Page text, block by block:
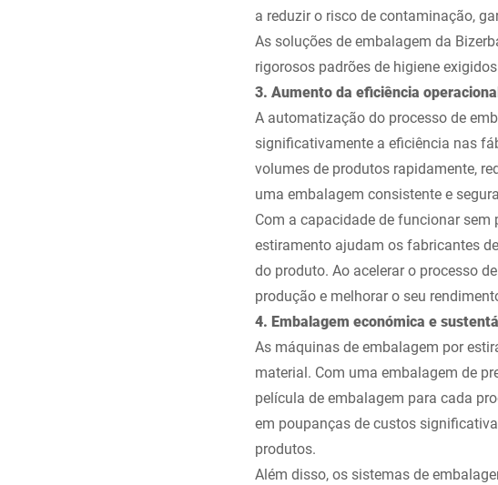
a reduzir o risco de contaminação,
As soluções de embalagem da
rigorosos padrões de higiene
3. Aumento da eficiência
A automatização do processo de
significativamente a eficiência nas
volumes de produtos rapidamente,
uma embalagem consistente e
Com a capacidade de funcionar
estiramento ajudam os fabricantes
do produto. Ao acelerar o processo
produção e melhorar o seu
4. Embalagem económica e
As máquinas de embalagem por
material. Com uma embalagem de
película de embalagem para cada
em poupanças de custos
produtos.
Além disso, os sistemas de